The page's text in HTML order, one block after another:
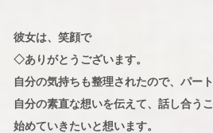
彼女は、笑顔で
◇ありがとうございます。
自分の気持ちも整理されたので、パー
自分の素直な想いを伝えて、話し合う
始めていきたいと想います。